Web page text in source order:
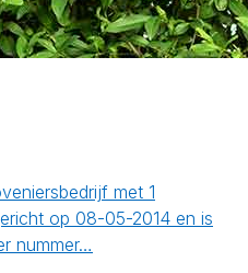
met 1
op 08-05-2014 en is
nummer…